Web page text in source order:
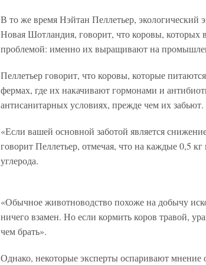
В то же время Нэйтан Пеллетьер, экологический
Новая Шотландия, говорит, что коровы,
проблемой: именно их выращивают на
Пеллетьер говорит, что коровы, которые
фермах, где их накачивают гормонами и
антисанитарных условиях, прежде чем их забьют.
«Если вашей основной заботой является
говорит Пеллетьер, отмечая, что на каждые 0,5
углерода.
«Обычное животноводство похоже на добычу
ничего взамен. Но если кормить коров травой,
чем брать».
Однако, некоторые эксперты оспаривают мнение